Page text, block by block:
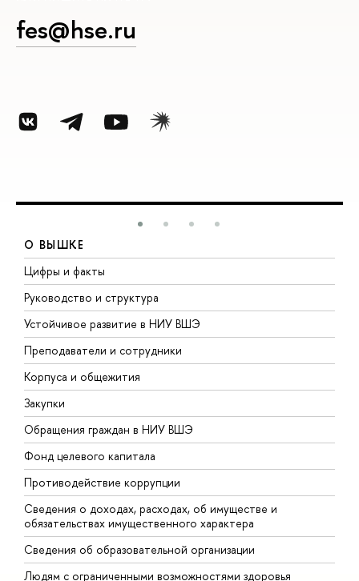
fes@hse.ru
О ВЫШКЕ
Цифры и факты
Руководство и структура
Устойчивое развитие в НИУ ВШЭ
Преподаватели и сотрудники
Корпуса и общежития
Закупки
Обращения граждан в НИУ ВШЭ
Фонд целевого капитала
Противодействие коррупции
Сведения о доходах, расходах, об имуществе и
обязательствах имущественного характера
Сведения об образовательной организации
Людям с ограниченными возможностями здоровья